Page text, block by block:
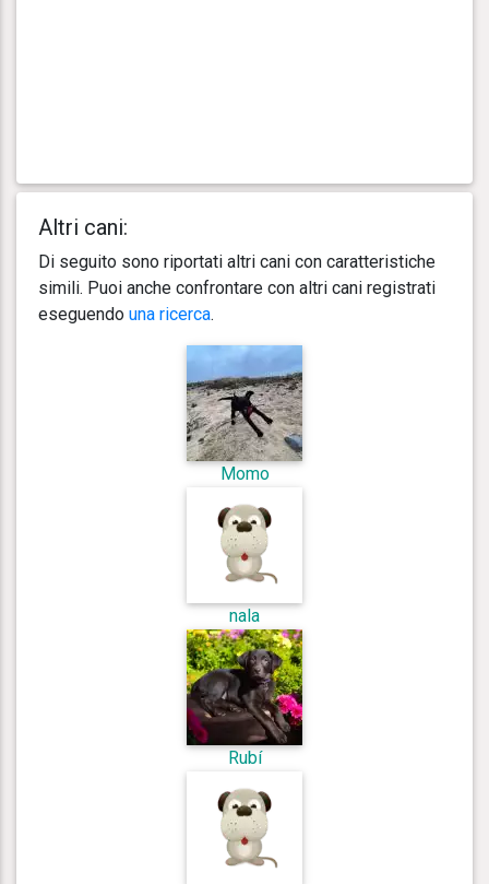
Altri cani:
Di seguito sono riportati altri cani con caratteristiche
simili. Puoi anche confrontare con altri cani registrati
eseguendo una ricerca.
Momo
nala
Rubí